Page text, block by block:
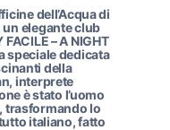
dell’Acqua di
elegante club
– A NIGHT
speciale dedicata
della
interprete
è stato l’uomo
trasformando lo
italiano, fatto